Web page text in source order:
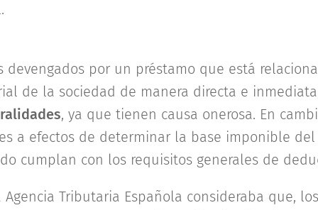
devengados por un préstamo que está
de la sociedad de manera directa e
, ya que tienen causa onerosa. En
a efectos de determinar la base imponible
cumplan con los requisitos generales de
Tributaria Española consideraba que,